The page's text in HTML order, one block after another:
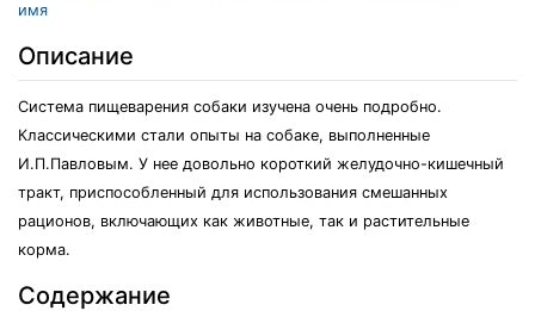
имя
Описание
Система пищеварения собаки изучена очень подробно.
Классическими стали опыты на собаке, выполненные
И.П.Павловым. У нее довольно короткий желудочно-кишечный
тракт, приспособленный для использования смешанных
рационов, включающих как животные, так и растительные
корма.
Содержание